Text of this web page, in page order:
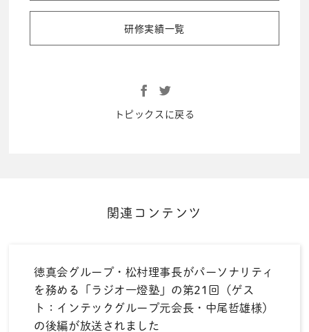
研修実績一覧
トピックスに戻る
関連コンテンツ
徳真会グループ・松村理事長がパーソナリティ
を務める「ラジオ一燈塾」の第21回（ゲス
ト：インテックグループ元会長・中尾哲雄様）
の後編が放送されました